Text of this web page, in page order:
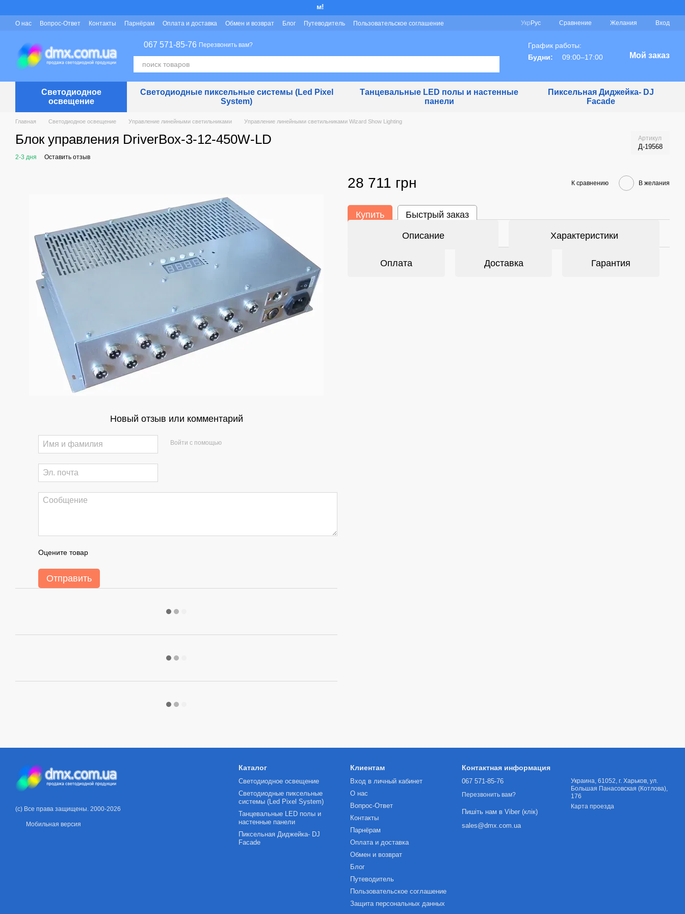
О нас Вопрос-Ответ Контакты Парнёрам Оплата и доставка Обмен и возврат Блог Путеводитель
Пользовательское соглашение
Укр Рус Сравнение Желания Вход
067 571-85-76 Перезвонить вам?
График работы:
Будни:
09:00–17:00 Мой заказ
Светодиодное
освещение
Светодиодные пиксельные системы (Led Pixel
System)
Танцевальные LED полы и настенные
панели
Пиксельная Диджейка- DJ
Facade
Главная Светодиодное освещение Управление линейными светильниками Управление линейными светильниками Wizard Show Lighting
Блок управления DriverBox-3-12-450W-LD Артикул
Д-19568
2-3 дня Оставить отзыв
Новый отзыв или комментарий
Войти с помощью
Оцените товар
Отправить
28 711 грн К сравнению В желания
Купить Быстрый заказ
Описание Характеристики
Оплата Доставка Гарантия
(c) Все права защищены. 2000-2026
Мобильная версия
Каталог
Светодиодное освещение
Светодиодные пиксельные
системы (Led Pixel System)
Танцевальные LED полы и
настенные панели
Пиксельная Диджейка- DJ
Facade
Клиентам
Вход в личный кабинет
О нас
Вопрос-Ответ
Контакты
Парнёрам
Оплата и доставка
Обмен и возврат
Блог
Путеводитель
Пользовательское соглашение
Защита персональных данных
Контактная информация
067 571-85-76
Перезвонить вам?
Пишіть нам в Viber (клік)
sales@dmx.com.ua
Украина, 61052, г. Харьков, ул.
Большая Панасовская (Котлова),
176
Карта проезда